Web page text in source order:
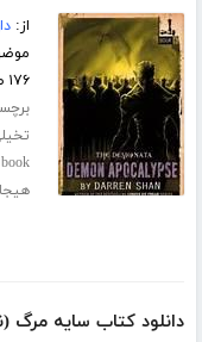
از:
۱۷۶ صفحه
دانلود کتاب سایه مرگ